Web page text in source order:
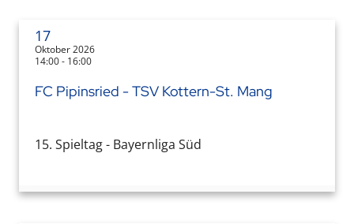
17
Oktober 2026
14:00 - 16:00
FC Pipinsried - TSV Kottern-St. Mang
15. Spieltag - Bayernliga Süd